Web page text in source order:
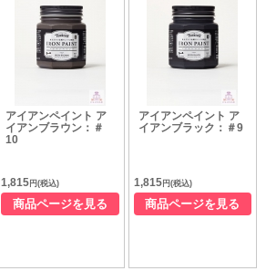
アイアンペイント ア
イアンブラウン：＃
10
1,815円(税込)
商品ページを見る
アイアンペイント ア
イアンブラック：＃9
1,815円(税込)
商品ページを見る